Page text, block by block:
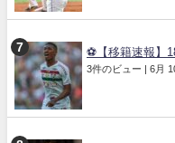
⚽【移籍速報】
3件のビュー | 6月